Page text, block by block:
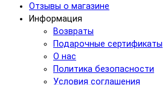
Отзывы о магазине
Информация
Возвраты
Подарочные сертификаты
О нас
Политика безопасности
Условия соглашения